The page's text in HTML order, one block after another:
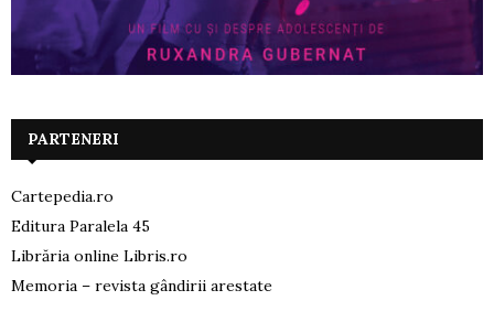
PARTENERI
Cartepedia.ro
Editura Paralela 45
Librăria online Libris.ro
Memoria – revista gândirii arestate